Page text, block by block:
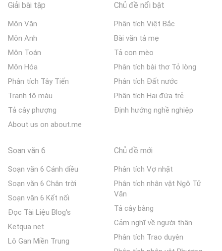
Giải bài tập
Môn Văn
Môn Anh
Môn Toán
Môn Hóa
Phân tích Tây Tiến
Tranh tô màu
Tả cây phượng
About us on about.me
Chủ đề nổi bật
Phân tích Việt Bắc
Bài văn tả mẹ
Tả con mèo
Phân tích bài thơ Tỏ lòng
Phân tích Đất nước
Phân tích Hai đứa trẻ
Định hướng nghề nghiệp
Soạn văn 6
Soạn văn 6 Cánh diều
Soạn văn 6 Chân trời
Soạn văn 6 Kết nối
Đọc Tài Liệu Blog's
Ketqua net
Lô Gan Miền Trung
Chủ đề mới
Phân tích Vợ nhặt
Phân tích nhân vật Ngô Tử
Văn
Tả cây bàng
Cảm nghĩ về người thân
Phân tích Trao duyên